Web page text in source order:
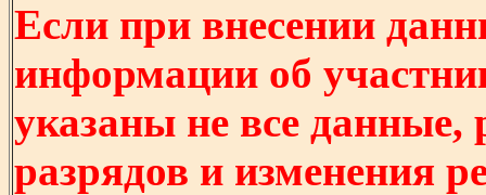
Если при внесении
информации об
указаны не все
разрядов и изменения